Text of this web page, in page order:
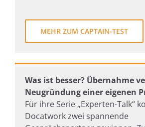
MEHR ZUM CAPTAIN-TEST
Was ist besser? Übernahme
Neugründung einer eigenen
Für ihre Serie „Experten-Talk“
Docatwork zwei spannende